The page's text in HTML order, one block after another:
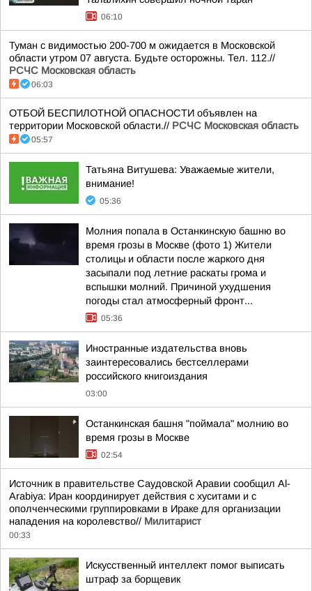
06:10
Туман с видимостью 200-700 м ожидается в Московской
области утром 07 августа. Будьте осторожны. Тел. 112.//
РСЧС Московская область
06:03
ОТБОЙ БЕСПИЛОТНОЙ ОПАСНОСТИ объявлен на
территории Московской области.// РСЧС Московская область
05:57
Татьяна Витушева: Уважаемые жители,
внимание!
05:36
Молния попала в Останкинскую башню во
время грозы в Москве (фото 1) Жители
столицы и области после жаркого дня
засыпали под летние раскаты грома и
вспышки молний. Причиной ухудшения
погоды стал атмосферный фронт...
05:36
Иностранные издательства вновь
заинтересовались бестселлерами
российского книгоиздания
03:00
Останкинская башня "поймала" молнию во
время грозы в Москве
02:54
Источник в правительстве Саудовской Аравии сообщил Al-
Arabiya: Иран координирует действия с хуситами и с
ополченческими группировками в Ираке для организации
нападения на королевство// Милитарист
00:33
Искусственный интеллект помог выписать
штраф за борщевик